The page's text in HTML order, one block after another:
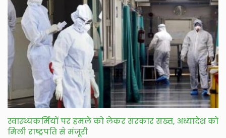
स्वास्थ्यकर्मियों पर हमले को लेकर सरकार सख्त, अध्यादेश को
मिली राष्ट्रपति से मंजूरी